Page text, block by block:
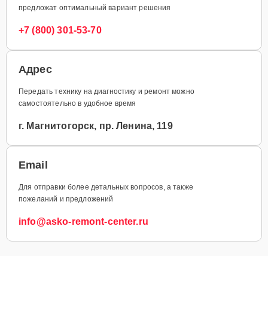
предложат оптимальный вариант решения
+7 (800) 301-53-70
Адрес
Передать технику на диагностику и ремонт можно
самостоятельно в удобное время
г. Магнитогорск, пр. Ленина, 119
Email
Для отправки более детальных вопросов, а также
пожеланий и предложений
info@asko-remont-center.ru